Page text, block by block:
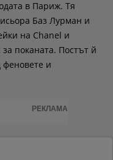
в Париж. Тя
Баз Лурман и
на Chanel и
поканата. Постът й
феновете и
РЕКЛАМА